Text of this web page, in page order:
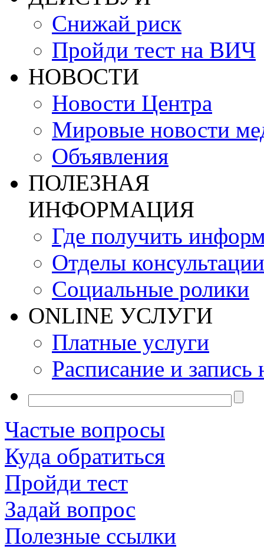
Снижай риск
Пройди тест на ВИЧ
НОВОСТИ
Новости Центра
Мировые новости
Объявления
ПОЛЕЗНАЯ
ИНФОРМАЦИЯ
Где получить
Отделы консультации
Социальные ролики
ONLINE УСЛУГИ
Платные услуги
Расписание и запись
Частые вопросы
Куда обратиться
Пройди тест
Задай вопрос
Полезные ссылки